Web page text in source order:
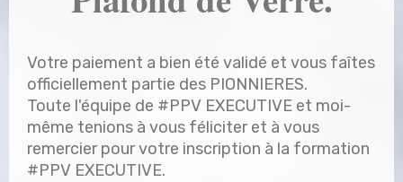
Votre paiement a bien été validé et vous faîtes
officiellement partie des PIONNIERES.
Toute l'équipe de #PPV EXECUTIVE et moi-
même tenions à vous féliciter et à vous
remercier pour votre inscription à la formation
#PPV EXECUTIVE.